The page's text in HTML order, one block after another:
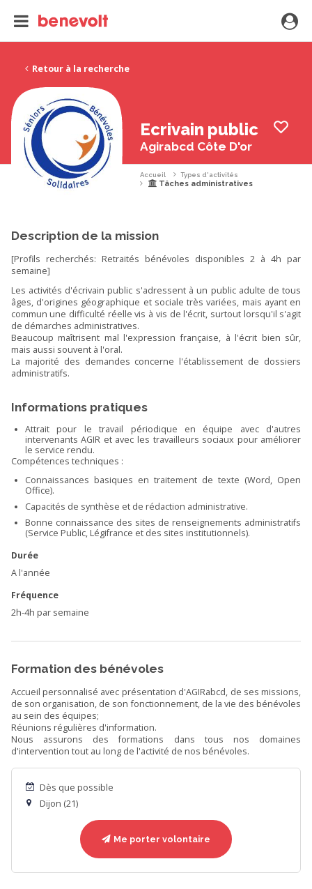
Retour à la recherche
Ecrivain public
Agirabcd Côte D'or
Accueil Types d'activités
Tâches administratives
Description de la mission
[Profils recherchés: Retraités bénévoles disponibles 2 à 4h par
semaine]
Les activités d'écrivain public s'adressent à un public adulte de tous
âges, d'origines géographique et sociale très variées, mais ayant en
commun une difficulté réelle vis à vis de l'écrit, surtout lorsqu'il s'agit
de démarches administratives.
Beaucoup maîtrisent mal l'expression française, à l'écrit bien sûr,
mais aussi souvent à l'oral.
La majorité des demandes concerne l'établissement de dossiers
administratifs.
Informations pratiques
Attrait pour le travail périodique en équipe avec d'autres
intervenants AGIR et avec les travailleurs sociaux pour améliorer
le service rendu.
Compétences techniques :
Connaissances basiques en traitement de texte (Word, Open
Office).
Capacités de synthèse et de rédaction administrative.
Bonne connaissance des sites de renseignements administratifs
(Service Public, Légifrance et des sites institutionnels).
Durée
A l'année
Fréquence
2h-4h par semaine
Formation des bénévoles
Accueil personnalisé avec présentation d'AGIRabcd, de ses missions,
de son organisation, de son fonctionnement, de la vie des bénévoles
au sein des équipes;
Réunions régulières d'information.
Nous assurons des formations dans tous nos domaines
d'intervention tout au long de l'activité de nos bénévoles.
Dès que possible
Dijon (21)
Me porter volontaire